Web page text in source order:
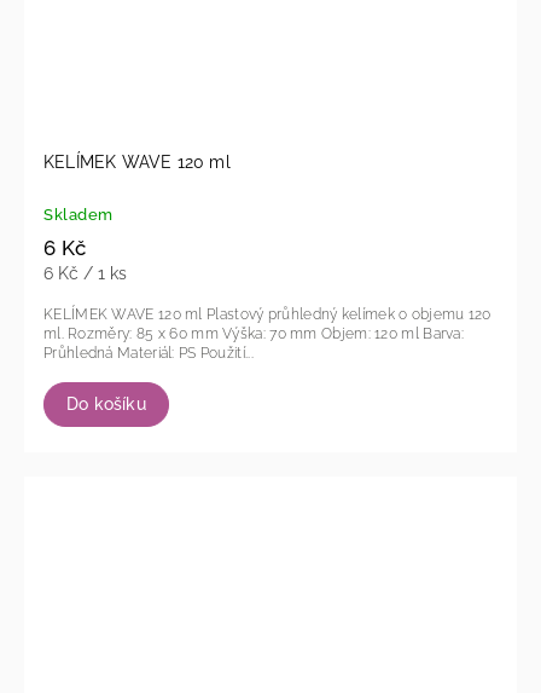
KELÍMEK WAVE 120 ml
Skladem
6 Kč
6 Kč / 1 ks
Do košíku
KELÍMEK WAVE 120 ml Plastový průhledný kelímek o objemu 120
ml. Rozměry: 85 x 60 mm Výška: 70 mm Objem: 120 ml Barva:
Průhledná Materiál: PS Použití...